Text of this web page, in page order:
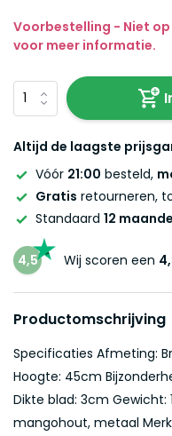
Voorbestelling - Niet
voor meer informatie.
Altijd de laagste
Vóór 21:00 besteld,
Gratis retourneren,
Standaard 12
4,5 Wij scoren een
Productomschrijving
Specificaties Afmeting:
Hoogte: 45cm
Dikte blad: 3cm Gewicht:
mangohout, metaal